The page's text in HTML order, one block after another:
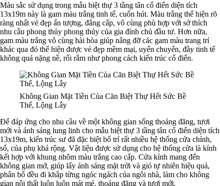
Màu sắc sử dụng trong mẫu biệt thự 3 tầng tân cổ điển diện tích
13x19m này là gam màu trắng tinh tế, cuốn hút. Màu trắng thể hiện rõ
ràng nhất vẻ đẹp ấn tượng, đẳng cấp, vô cùng phù hợp với sở thích
nhu cầu phong thủy phong thủy của gia đình chủ đầu tư. Hơn nữa,
gam màu trắng vô cùng hài hòa giúp nâng đỡ các gam màu trang trí
khác qua đó thể hiện được vẻ đẹp mềm mại, uyển chuyển, đầy tinh tế
không quá nặng nề, rối rắm như phong cách kiến trúc cổ điển.
Không Gian Mặt Tiền Của Căn Biệt Thự Hết Sức Bề
Thế, Lộng Lẫy
Để đáp ứng cho nhu cầu về một không gian sống thoáng đãng, tươi
mới và ánh sáng lung linh cho mẫu biệt thự 3 tầng tân cổ điển diện tích
13x19m, kiến trúc sư đã đặc biệt bố trí rất nhiều hệ thống cửa chính,
sổ, của phụ khá rộng. Vật liệu được sử dụng cho hệ thống cửa là kính
kết hợp với khung nhôm màu trắng cao cấp. Cửa kính mang đến
không gian mở, giúp lấy ánh sáng mặt trời và gió tự nhiên hiệu quả,
phân bổ đều đi khắp từng ngóc ngách của ngôi nhà, làm cho không
gian nội thất luôn luôn mát mẻ, thoáng đãng và tươi mới.